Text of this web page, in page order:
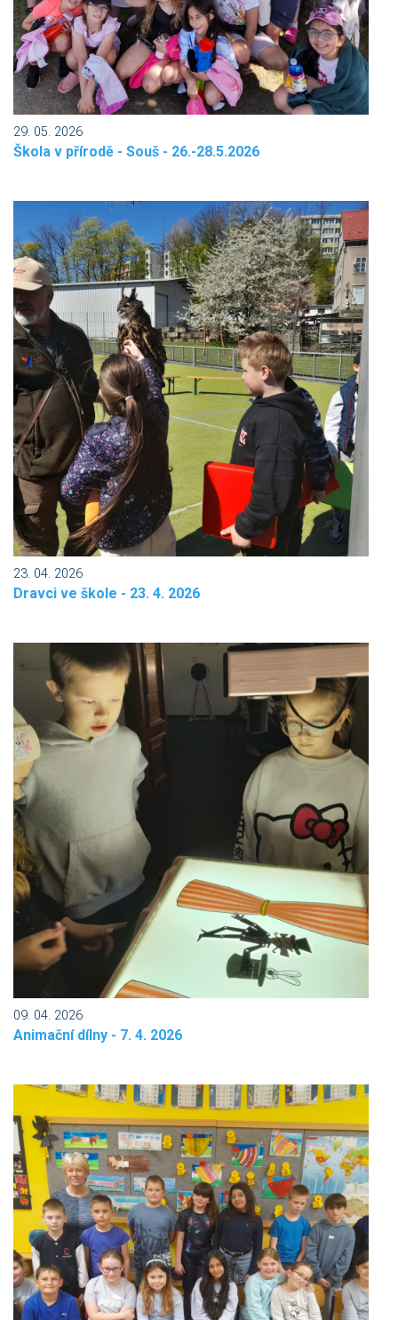
29. 05. 2026
Škola v přírodě - Souš - 26.-28.5.2026
23. 04. 2026
Dravci ve škole - 23. 4. 2026
09. 04. 2026
Animační dílny - 7. 4. 2026